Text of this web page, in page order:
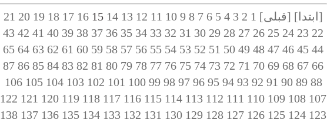
[ابتدا] [قبلی] 1
2
3
4
5
6
7
8
9
10
11
12
13
14
16
17
18
19
20
21
22
23
24
25
26
27
28
29
30
31
32
33
34
35
36
37
38
39
40
41
42
43
44
45
46
47
48
49
50
51
52
53
54
55
56
57
58
59
60
61
62
63
64
65
66
67
68
69
70
71
72
73
74
75
76
77
78
79
80
81
82
83
84
85
86
87
88
89
90
91
92
93
94
95
96
97
98
99
100
101
102
103
104
105
106
107
108
109
110
111
112
113
114
115
116
117
118
119
120
121
122
123
124
125
126
127
128
129
130
131
132
133
134
135
136
137
138